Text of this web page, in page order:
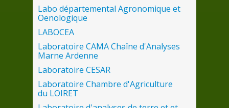
Labo départemental Agronomique et
Oenologique
LABOCEA
Laboratoire CAMA Chaîne d'Analyses
Marne Ardenne
Laboratoire CESAR
Laboratoire Chambre d'Agriculture
du LOIRET